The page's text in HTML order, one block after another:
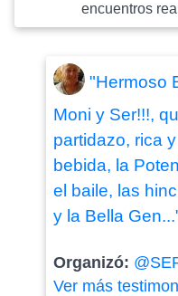
encuentros
"Hermoso
Moni y Ser!!!,
partidazo, rica
bebida, la
el baile, las
y la Bella
Organizó:
Ver más